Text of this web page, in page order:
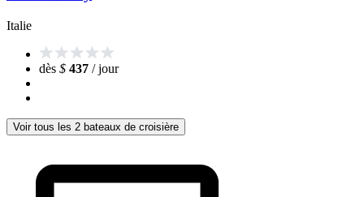
Italie
dès $ 437 / jour
Voir tous les 2 bateaux de croisière